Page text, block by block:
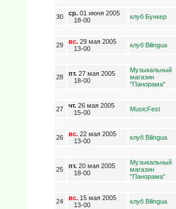
30 ср. 01 июня 2005
18-00
клуб Бункер
29 вс. 29 мая 2005
13-00
клуб Bilingua
28 пт. 27 мая 2005
18-00
Музыкальный
магазин
"Панорама"
27 чт. 26 мая 2005
15-00
MusicFest
26 вс. 22 мая 2005
13-00
клуб Bilingua
25 пт. 20 мая 2005
18-00
Музыкальный
магазин
"Панорама"
24 вс. 15 мая 2005
13-00
клуб Bilingua